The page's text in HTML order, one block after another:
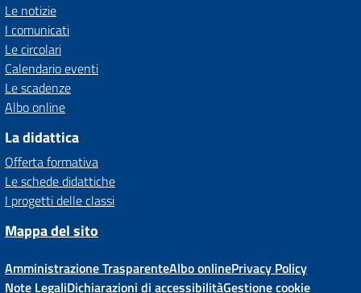
Le notizie
I comunicati
Le circolari
Calendario eventi
Le scadenze
Albo online
La didattica
Offerta formativa
Le schede didattiche
I progetti delle classi
Mappa del sito
Amministrazione TrasparenteAlbo onlinePrivacy Policy
Note LegaliDichiarazioni di accessibilitàGestione cookie